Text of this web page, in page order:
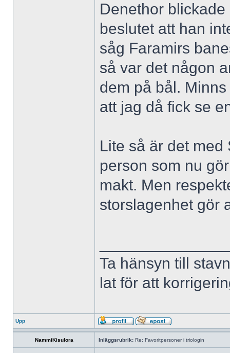
Denethor
beslutet att han
såg Faramirs
så var det någon
dem på bål.
att jag då fick se
Lite så är det med
person som nu
makt. Men
storslagenhet gör
Ta hänsyn till
lat för att
Upp
NammiKisulora Inläggsrubrik: Re: Favoritpersoner i triologin